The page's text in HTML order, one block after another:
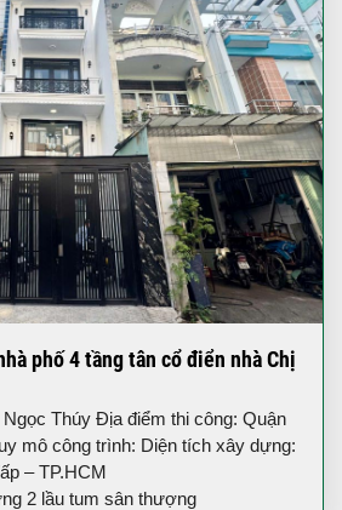
phố 4 tầng tân cổ điển nhà Chị
Thúy Địa điểm thi công: Quận
mô công trình: Diện tích xây dựng:
– TP.HCM
2 lầu tum sân thượng